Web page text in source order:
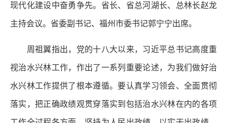
现代化建设中奋勇争先。省长、省总河湖长、总林长赵龙
主持会议。省委副书记、福州市委书记郭宁宁出席。
周祖翼指出，党的十八大以来，习近平总书记高度重
视治水兴林工作，作出了一系列重要论述，为我们做好治
水兴林工作提供了根本遵循。要认真学习领会、全面贯彻
落实，把正确政绩观贯穿落实到包括治水兴林在内的各项